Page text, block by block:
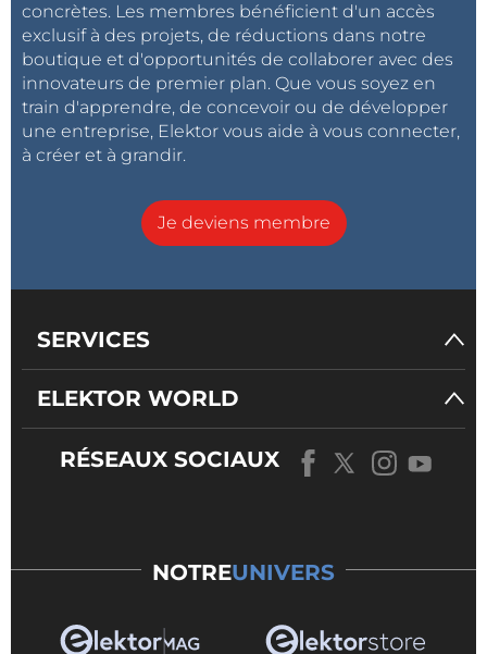
concrètes. Les membres bénéficient d'un accès
exclusif à des projets, de réductions dans notre
boutique et d'opportunités de collaborer avec des
innovateurs de premier plan. Que vous soyez en
train d'apprendre, de concevoir ou de développer
une entreprise, Elektor vous aide à vous connecter,
à créer et à grandir.
Je deviens membre
SERVICES
ELEKTOR WORLD
RÉSEAUX SOCIAUX
NOTREUNIVERS